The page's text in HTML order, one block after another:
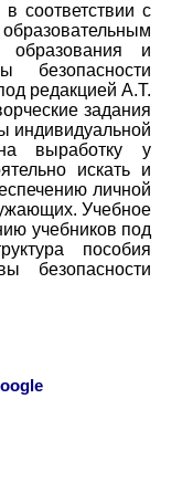
соответствии с
образования и
безопасности
редакцией А.Т.
задания
индивидуальной
на выработку у
искать и
личной
Учебное
учебников под
пособия
безопасности